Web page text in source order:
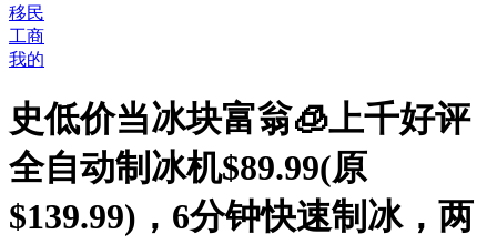
移民
工商
我的
史低价当冰块富翁🧊上千好评
全自动制冰机$89.99(原
$139.99)，6分钟快速制冰，两